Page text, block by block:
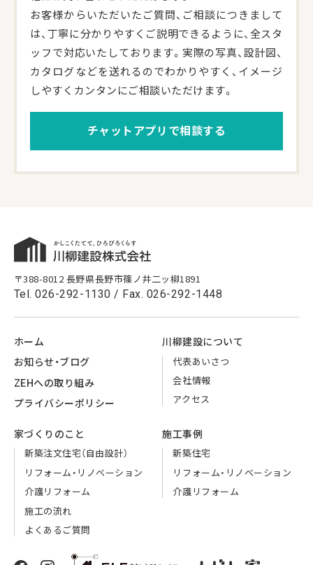
お客様からいただいたご質問、ご相談につきまして
は、丁寧に分かりやすくご説明できるように、全スタ
ッフで対応いたしております。実際の写真、設計図、
カタログなどを送れるのでわかりやすく、イメージ
しやすくカンタンにご相談いただけます。
チャットアプリで相談する
〒388-8012 長野県長野市篠ノ井二ッ柳1891
Tel.026-292-1130 / Fax. 026-292-1448
ホーム
お知らせ・ブログ
ZEHへの取り組み
プライバシーポリシー
川柳建設について
代表あいさつ
会社情報
アクセス
家づくりのこと
新築注文住宅（自由設計）
リフォーム・ リノベーション
介護リフォーム
施工の流れ
よくあるご質問
施工事例
新築住宅
リフォーム・ リノベーション
介護リフォーム